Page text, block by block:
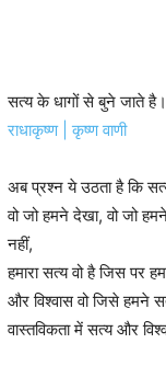
सत्य के धागों से बुने जाते है।
राधाकृष्ण | कृष्ण वाणी
अब प्रश्न ये उठता है कि
वो जो हमने देखा, वो जो
नहीं,
हमारा सत्य वो है जिस पर
और विश्वास वो जिसे हमने
वास्तविकता में सत्य और